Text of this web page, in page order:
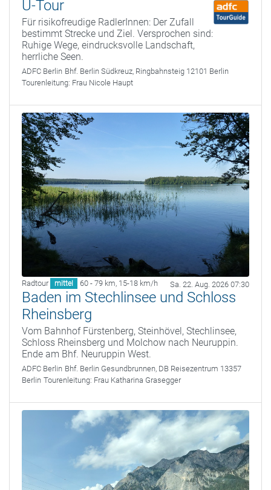
Ü-Tour
Für risikofreudige RadlerInnen: Der Zufall
bestimmt Strecke und Ziel. Versprochen sind:
Ruhige Wege, eindrucksvolle Landschaft,
herrliche Seen.
ADFC Berlin Bhf. Berlin Südkreuz, Ringbahnsteig 12101 Berlin
Tourenleitung: Frau Nicole Haupt
Radtour mittel 60 - 79 km, 15-18 km/h Sa. 22. Aug. 2026 07:30
Baden im Stechlinsee und Schloss
Rheinsberg
Vom Bahnhof Fürstenberg, Steinhövel, Stechlinsee,
Schloss Rheinsberg und Molchow nach Neuruppin.
Ende am Bhf. Neuruppin West.
ADFC Berlin Bhf. Berlin Gesundbrunnen, DB Reisezentrum 13357
Berlin Tourenleitung: Frau Katharina Grasegger